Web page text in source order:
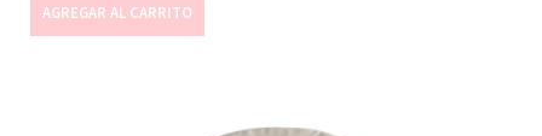
AGREGAR AL CARRITO